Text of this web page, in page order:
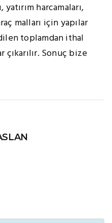
harcamaları,
malları için yapılar
toplamdan ithal
çıkarılır. Sonuç bize